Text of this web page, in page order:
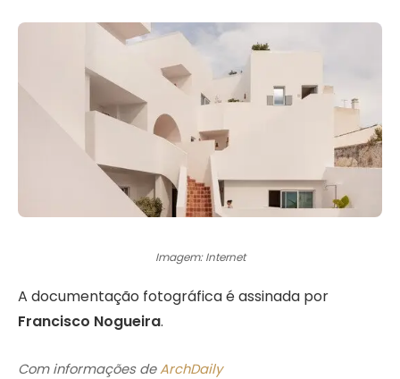
Imagem: Internet
A documentação fotográfica é assinada por
Francisco Nogueira.
Com informações deArchDaily